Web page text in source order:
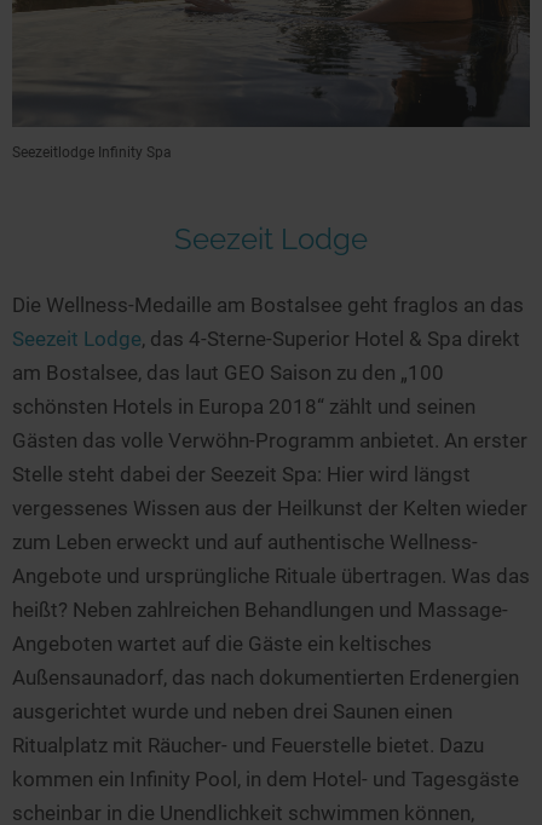
Seezeitlodge Infinity Spa
Seezeit Lodge
Die Wellness-Medaille am Bostalsee geht fraglos an das
Seezeit Lodge, das 4-Sterne-Superior Hotel & Spa direkt
am Bostalsee, das laut GEO Saison zu den „100
schönsten Hotels in Europa 2018“ zählt und seinen
Gästen das volle Verwöhn-Programm anbietet. An erster
Stelle steht dabei der Seezeit Spa: Hier wird längst
vergessenes Wissen aus der Heilkunst der Kelten wieder
zum Leben erweckt und auf authentische Wellness-
Angebote und ursprüngliche Rituale übertragen. Was das
heißt? Neben zahlreichen Behandlungen und Massage-
Angeboten wartet auf die Gäste ein keltisches
Außensaunadorf, das nach dokumentierten Erdenergien
ausgerichtet wurde und neben drei Saunen einen
Ritualplatz mit Räucher- und Feuerstelle bietet. Dazu
kommen ein Infinity Pool, in dem Hotel- und Tagesgäste
scheinbar in die Unendlichkeit schwimmen können,